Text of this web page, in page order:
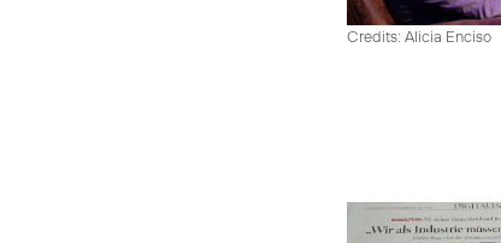
Credits: Alicia Enciso